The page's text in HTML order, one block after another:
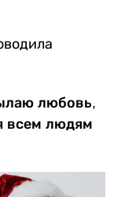
любовь,
всем людям